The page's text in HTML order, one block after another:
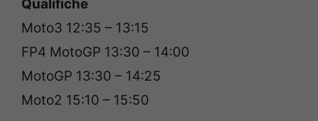
Qualifiche
Moto3 12:35 – 13:15
FP4 MotoGP 13:30 – 14:00
MotoGP 13:30 – 14:25
Moto2 15:10 – 15:50